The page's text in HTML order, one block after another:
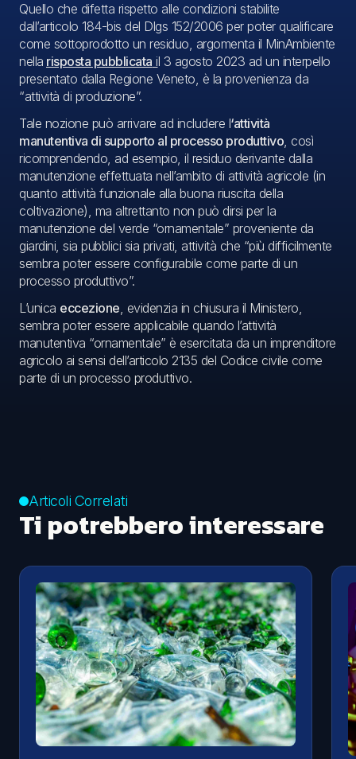
Quello che difetta rispetto alle condizioni stabilite
dall’articolo 184-bis del Dlgs 152/2006 per poter qualificare
come sottoprodotto un residuo, argomenta il MinAmbiente
nella risposta pubblicata il 3 agosto 2023 ad un interpello
presentato dalla Regione Veneto, è la provenienza da
“attività di produzione”.
Tale nozione può arrivare ad includere l‘attività
manutentiva di supporto al processo produttivo, così
ricomprendendo, ad esempio, il residuo derivante dalla
manutenzione effettuata nell’ambito di attività agricole (in
quanto attività funzionale alla buona riuscita della
coltivazione), ma altrettanto non può dirsi per la
manutenzione del verde “ornamentale” proveniente da
giardini, sia pubblici sia privati, attività che “più difficilmente
sembra poter essere configurabile come parte di un
processo produttivo”.
L’unica eccezione, evidenzia in chiusura il Ministero,
sembra poter essere applicabile quando l’attività
manutentiva “ornamentale” è esercitata da un imprenditore
agricolo ai sensi dell’articolo 2135 del Codice civile come
parte di un processo produttivo.
Articoli Correlati
Ti potrebbero interessare